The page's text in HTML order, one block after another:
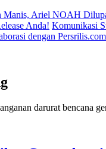
Manis, Ariel NOAH
Anda! Komunikasi
dengan Persrilis.com